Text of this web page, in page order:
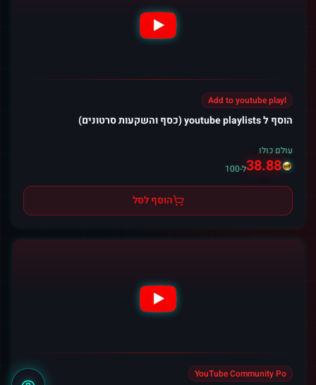
Add to youtube playl
הוסף ל youtube playlists (כסף והשקעות סרטונים)
עולם כולו
38.88ל-100
הוסף לסל
YouTube Community Po